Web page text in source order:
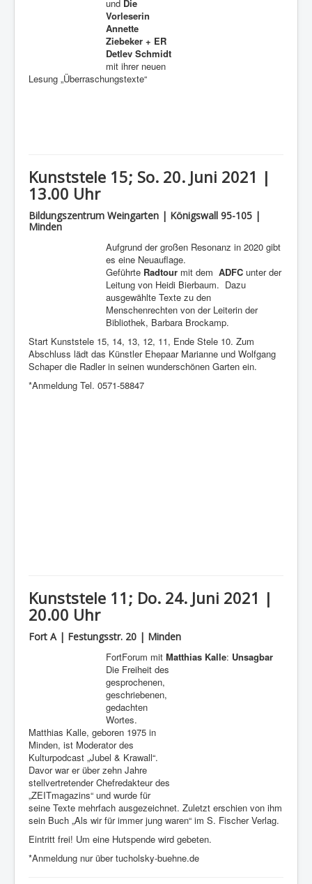
und Die
Vorleserin
Annette
Ziebeker + ER
Detlev Schmidt
mit ihrer neuen
Lesung „Überraschungstexte“
Kunststele 15; So. 20. Juni 2021 |
13.00 Uhr
Bildungszentrum Weingarten | Königswall 95-105 |
Minden
Aufgrund der großen Resonanz in 2020 gibt
es eine Neuauflage.
Geführte Radtour mit dem ADFC unter der
Leitung von Heidi Bierbaum. Dazu
ausgewählte Texte zu den
Menschenrechten von der Leiterin der
Bibliothek, Barbara Brockamp.
Start Kunststele 15, 14, 13, 12, 11, Ende Stele 10. Zum
Abschluss lädt das Künstler Ehepaar Marianne und Wolfgang
Schaper die Radler in seinen wunderschönen Garten ein.
*Anmeldung Tel. 0571-58847
Kunststele 11; Do. 24. Juni 2021 |
20.00 Uhr
Fort A | Festungsstr. 20 | Minden
FortForum mit Matthias Kalle: Unsagbar
Die Freiheit des
gesprochenen,
geschriebenen,
gedachten
Wortes.
Matthias Kalle, geboren 1975 in
Minden, ist Moderator des
Kulturpodcast „Jubel & Krawall“.
Davor war er über zehn Jahre
stellvertretender Chefredakteur des
„ZEITmagazins“ und wurde für
seine Texte mehrfach ausgezeichnet. Zuletzt erschien von ihm
sein Buch „Als wir für immer jung waren“ im S. Fischer Verlag.
Eintritt frei! Um eine Hutspende wird gebeten.
*Anmeldung nur über tucholsky-buehne.de